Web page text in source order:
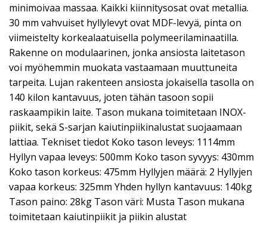
minimoivaa massaa. Kaikki kiinnitysosat ovat metallia.
30 mm vahvuiset hyllylevyt ovat MDF-levyä, pinta on
viimeistelty korkealaatuisella polymeerilaminaatilla.
Rakenne on modulaarinen, jonka ansiosta laitetason
voi myöhemmin muokata vastaamaan muuttuneita
tarpeita. Lujan rakenteen ansiosta jokaisella tasolla on
140 kilon kantavuus, joten tähän tasoon sopii
raskaampikin laite. Tason mukana toimitetaan INOX-
piikit, sekä S-sarjan kaiutinpiikinalustat suojaamaan
lattiaa. Tekniset tiedot Koko tason leveys: 1114mm
Hyllyn vapaa leveys: 500mm Koko tason syvyys: 430mm
Koko tason korkeus: 475mm Hyllyjen määrä: 2 Hyllyjen
vapaa korkeus: 325mm Yhden hyllyn kantavuus: 140kg
Tason paino: 28kg Tason väri: Musta Tason mukana
toimitetaan kaiutinpiikit ja piikin alustat